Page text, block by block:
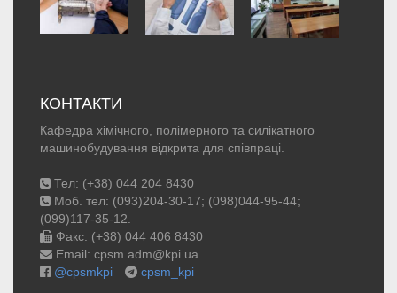
КОНТАКТИ
Кафедра хімічного, полімерного та силікатного
машинобудування відкрита для співпраці.
Тел: (+38) 044 204 8430
Моб. тел: (093)204-30-17; (098)044-95-44;
(099)117-35-12.
Факс: (+38) 044 406 8430
Email: cpsm.adm@kpi.ua
@cpsmkpi
cpsm_kpi